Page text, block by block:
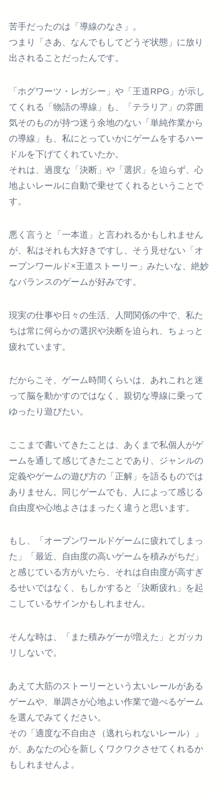
苦手だったのは「導線のなさ」。
つまり「さあ、なんでもしてどうぞ状態」に放り
出されることだったんです。
「ホグワーツ・レガシー」や「王道RPG」が示し
てくれる「物語の導線」も、「テラリア」の雰囲
気そのものが持つ迷う余地のない「単純作業から
の導線」も、私にとっていかにゲームをするハー
ドルを下げてくれていたか。
それは、過度な「決断」や「選択」を迫らず、心
地よいレールに自動で乗せてくれるということで
す。
悪く言うと「一本道」と言われるかもしれません
が、私はそれも大好きですし、そう見せない「オ
ープンワールド×王道ストーリー」みたいな、絶妙
なバランスのゲームが好みです。
現実の仕事や日々の生活、人間関係の中で、私た
ちは常に何らかの選択や決断を迫られ、ちょっと
疲れています。
だからこそ、ゲーム時間くらいは、あれこれと迷
って脳を動かすのではなく、親切な導線に乗って
ゆったり遊びたい。
ここまで書いてきたことは、あくまで私個人がゲ
ームを通して感じてきたことであり、ジャンルの
定義やゲームの遊び方の「正解」を語るものでは
ありません。同じゲームでも、人によって感じる
自由度や心地よさはまったく違うと思います。
もし、「オープンワールドゲームに疲れてしまっ
た」「最近、自由度の高いゲームを積みがちだ」
と感じている方がいたら、それは自由度が高すぎ
るせいではなく、もしかすると「決断疲れ」を起
こしているサインかもしれません。
そんな時は、「また積みゲーが増えた」とガッカ
リしないで。
あえて大筋のストーリーという太いレールがある
ゲームや、単調さが心地よい作業で遊べるゲーム
を選んでみてください。
その「適度な不自由さ（逃れられないレール）」
が、あなたの心を新しくワクワクさせてくれるか
もしれませんよ。